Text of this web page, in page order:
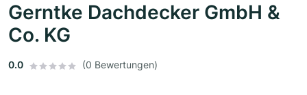
Gerntke Dachdecker GmbH &
Co. KG
0.0 (0 Bewertungen)